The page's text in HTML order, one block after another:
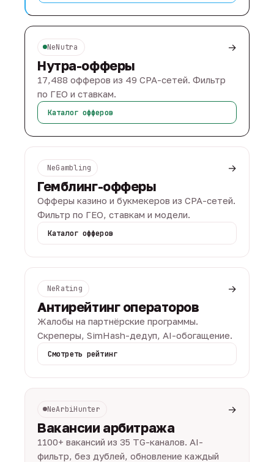
NeNutra →
Нутра-офферы
17,488 офферов из 49 CPA-сетей. Фильтр
по ГЕО и ставкам.
Каталог офферов
NeGambling →
Гемблинг-офферы
Офферы казино и букмекеров из CPA-сетей.
Фильтр по ГЕО, ставкам и модели.
Каталог офферов
NeRating →
Антирейтинг операторов
Жалобы на партнёрские программы.
Скреперы, SimHash-дедуп, AI-обогащение.
Смотреть рейтинг
NeArbiHunter →
Вакансии арбитража
1100+ вакансий из 35 TG-каналов. AI-
фильтр, без дублей, обновление каждый